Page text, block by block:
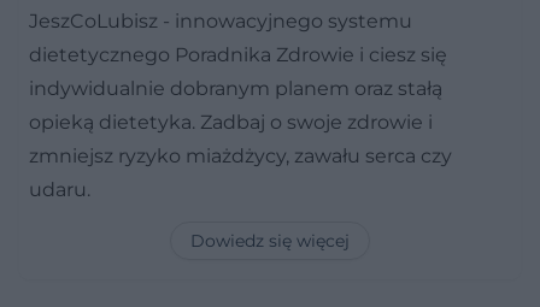
JeszCoLubisz - innowacyjnego systemu
dietetycznego Poradnika Zdrowie i ciesz się
indywidualnie dobranym planem oraz stałą
opieką dietetyka. Zadbaj o swoje zdrowie i
zmniejsz ryzyko miażdżycy, zawału serca czy
udaru.
Dowiedz się więcej